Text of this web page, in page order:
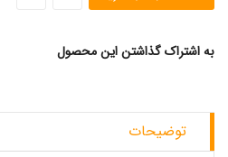
به اشتراک گذاشتن این محصول
توضیحات